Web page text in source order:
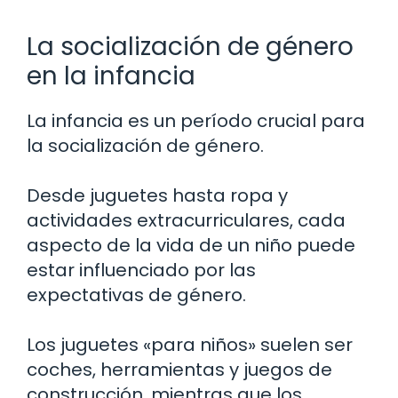
La socialización de género
en la infancia
La infancia es un período crucial para
la socialización de género.
Desde juguetes hasta ropa y
actividades extracurriculares, cada
aspecto de la vida de un niño puede
estar influenciado por las
expectativas de género.
Los juguetes «para niños» suelen ser
coches, herramientas y juegos de